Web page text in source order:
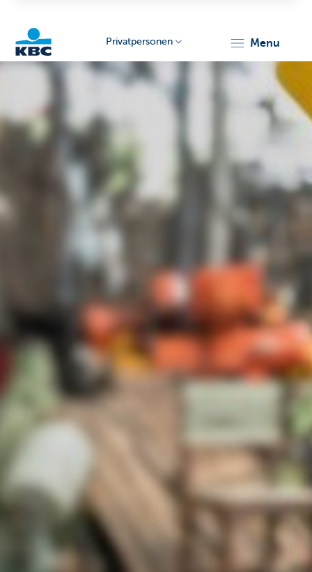
Privatpersonen menu